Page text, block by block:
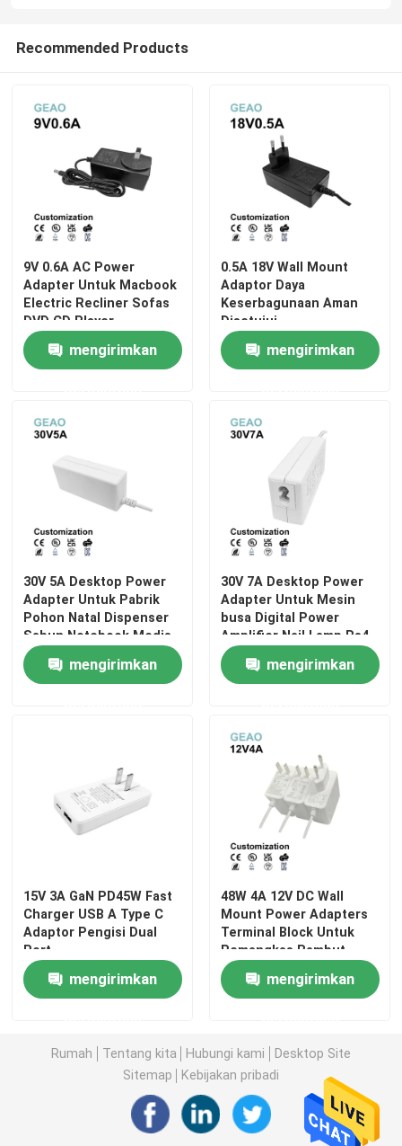
Tur Pabrik
Kontrol kualitas
Hubungi kami
Permintaan Penawaran
Adaptor Daya Dudukan Dinding
Adaptor Daya Desktop
Pengisi Daya Cepat GaN
pengisi daya dinding usb
Catu Daya Pemasangan di Dinding
Catu Daya Mode Beralih
adaptor daya ac
Recommended Products
9V 0.6A AC Power
Adapter Untuk Macbook
Electric Recliner Sofas
DVD CD Player
mengirimkan
0.5A 18V Wall Mount
Adaptor Daya
Keserbagunaan Aman
Disetujui
mengirimkan
30V 5A Desktop Power
Adapter Untuk Pabrik
Pohon Natal Dispenser
Sabun Notebook Medis
mengirimkan
30V 7A Desktop Power
Adapter Untuk Mesin
busa Digital Power
Amplifier Nail Lamp Ps4
mengirimkan
15V 3A GaN PD45W Fast
Charger USB A Type C
Adaptor Pengisi Dual
Port
mengirimkan
48W 4A 12V DC Wall
Mount Power Adapters
Terminal Block Untuk
Pemangkas Rambut
mengirimkan
Rumah Tentang kita Hubungi kami
Desktop Site
Sitemap
Kebijakan pribadi